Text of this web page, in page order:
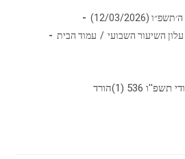
(12/03/2026)
עלון השיעור השבועי / עמוד הבית
536 (1)הורד